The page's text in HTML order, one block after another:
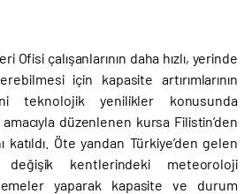
Ofisi çalışanlarının daha hızlı, yerinde
için kapasite artırımlarının
teknolojik yenilikler konusunda
düzenlenen kursa Filistin’den
katıldı. Öte yandan Türkiye’den gelen
değişik kentlerindeki meteoroloji
yaparak kapasite ve durum